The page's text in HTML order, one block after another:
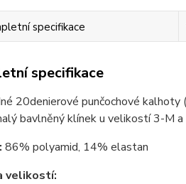
specifikace
specifikace
20denierové punčochové kalhoty
bavlněný klínek u velikostí 3-M
86% polyamid, 14% elastan
velikostí: